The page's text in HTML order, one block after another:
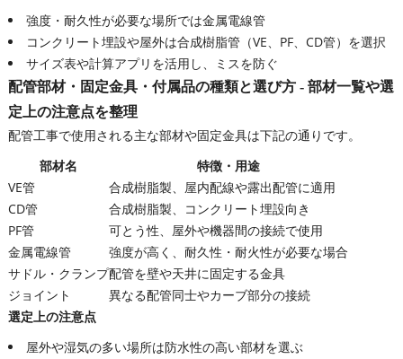
強度・耐久性が必要な場所では金属電線管
コンクリート埋設や屋外は合成樹脂管（VE、PF、CD管）を選択
サイズ表や計算アプリを活用し、ミスを防ぐ
配管部材・固定金具・付属品の種類と選び方 - 部材一覧や選
定上の注意点を整理
配管工事で使用される主な部材や固定金具は下記の通りです。
部材名
特徴・用途
VE管
合成樹脂製、屋内配線や露出配管に適用
CD管
合成樹脂製、コンクリート埋設向き
PF管
可とう性、屋外や機器間の接続で使用
金属電線管
強度が高く、耐久性・耐火性が必要な場合
サドル・クランプ配管を壁や天井に固定する金具
ジョイント
異なる配管同士やカーブ部分の接続
選定上の注意点
屋外や湿気の多い場所は防水性の高い部材を選ぶ